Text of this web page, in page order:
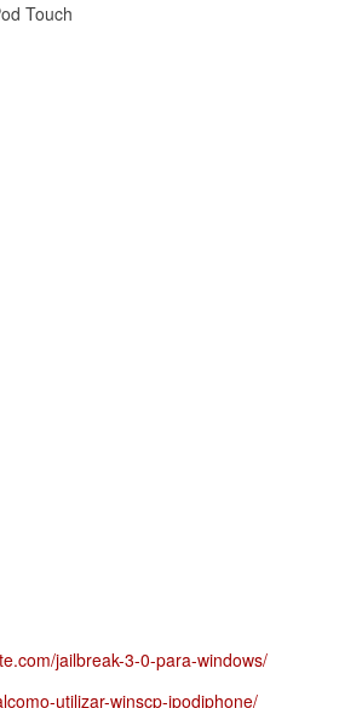
Touch
jailbreak-3-0-para-windows/
utilizar-winscp-ipodiphone/